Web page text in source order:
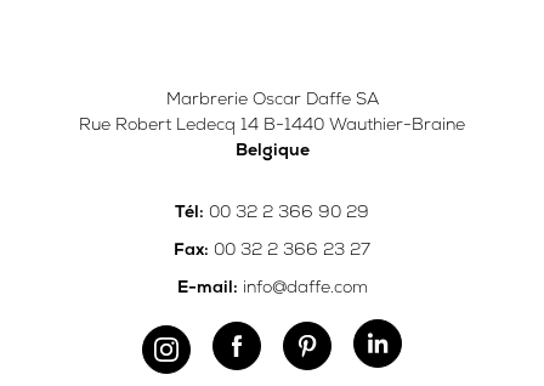
Marbrerie Oscar Daffe SA
Rue Robert Ledecq 14 B-1440 Wauthier-Braine
Belgique
Tél: 00 32 2 366 90 29
Fax: 00 32 2 366 23 27
E-mail: info@daffe.com